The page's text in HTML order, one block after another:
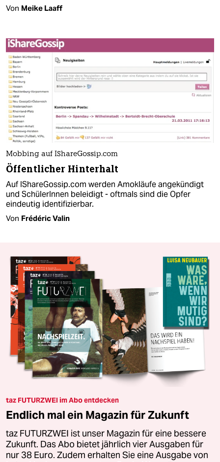
Von Meike Laaff
Mobbing auf IShareGossip.com
Öffentlicher Hinterhalt
Auf IShareGossip.com werden Amokläufe angekündigt
und SchülerInnen beleidigt - oftmals sind die Opfer
eindeutig identifizierbar.
Von Frédéric Valin
taz FUTURZWEI im Abo entdecken
Endlich mal ein Magazin für Zukunft
taz FUTURZWEI ist unser Magazin für eine bessere
Zukunft. Das Abo bietet jährlich vier Ausgaben für
nur 38 Euro. Zudem erhalten Sie eine Ausgabe von